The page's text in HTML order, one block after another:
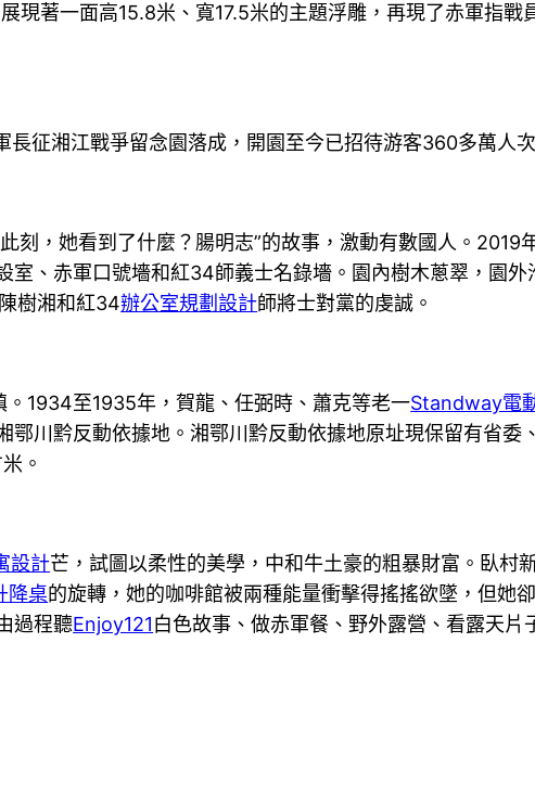
著一面高15.8米、寬17.5米的主題浮雕，再現了赤軍指戰
湘江戰爭留念園落成，開園至今已招待游客360多萬人次
刻，她看到了什麼？腸明志”的故事，激動有數國人。2019
、赤軍口號墻和紅34師義士名錄墻。園內樹木蔥翠，園外
樹湘和紅34辦公室規劃設計師將士對黨的虔誠。
1934至1935年，賀龍、任弼時、蕭克等老一Standway電
川黔反動依據地。湘鄂川黔反動依據地原址現保留有省委
。
設計芒，試圖以柔性的美學，中和牛土豪的粗暴財富。臥村
降桌的旋轉，她的咖啡館被兩種能量衝擊得搖搖欲墜，但她
過程聽Enjoy121白色故事、做赤軍餐、野外露營、看露天片